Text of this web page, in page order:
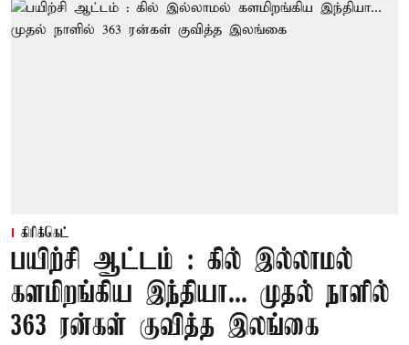
கிரிக்கெட்
பயிற்சி ஆட்டம் : கில் இல்லாமல்
களமிறங்கிய இந்தியா... முதல் நாளில்
363 ரன்கள் குவித்த இலங்கை